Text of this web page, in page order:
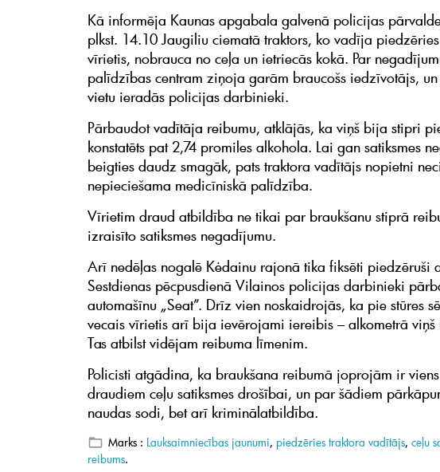
Kā informēja Kaunas apgabala galvenā policijas
plkst. 14.10 Jaugiliu ciematā traktors, ko vadīja
vīrietis, nobrauca no ceļa un ietriecās kokā. Par
palīdzības centram ziņoja garām braucošs iedzīvotājs,
vietu ieradās policijas darbinieki.
Pārbaudot vadītāja reibumu, atklājās, ka viņš bija stipri
konstatēts pat 2,74 promiles alkohola. Lai gan satiksmes
beigties daudz smagāk, pats traktora vadītājs nopietni
nepieciešama medicīniskā palīdzība.
Vīrietim draud atbildība ne tikai par braukšanu stiprā
izraisīto satiksmes negadījumu.
Arī nedēļas nogalē Kėdainu rajonā tika fiksēti piedzēruši
Sestdienas pēcpusdienā Vilainos policijas darbinieki
automašīnu „Seat”. Drīz vien noskaidrojās, ka pie stūres
vecais vīrietis arī bija ievērojami iereibis – alkometrā
Tas atbilst vidējam reibuma līmenim.
Policisti atgādina, ka braukšana reibumā joprojām ir
draudiem ceļu satiksmes drošībai, un par šādiem
naudas sodi, bet arī kriminālatbildība.
Marks : Lauksaimniecības jaunumi, piedzēries traktora vadītājs, ceļu
reibums.